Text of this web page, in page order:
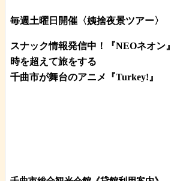
毎週土曜日開催〈姨捨夜景ツアー〉
スナック情報発信中！『NEOネオン』
時を超えて旅をする
千曲市が舞台のアニメ『Turkey!』